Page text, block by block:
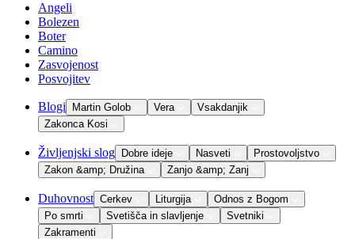
Angeli
Bolezen
Boter
Camino
Zasvojenost
Posvojitev
Blogi Martin Golob Vera
Vsakdanjik
Zakonca Kosi
Življenjski slog Dobre ideje Nasveti
Prostovoljstvo
Zakon &amp; Družina
Zanjo &amp; Zanj
Duhovnost Cerkev Liturgija
Odnos z Bogom
Po smrti
Svetišča in slavljenje
Svetniki
Zakramenti